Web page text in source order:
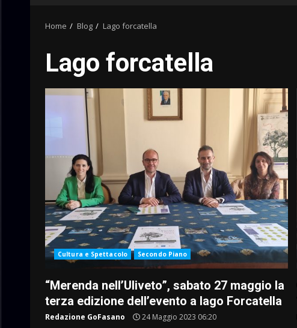
Home Blog Lago forcatella
Lago forcatella
Cultura e Spettacolo Secondo Piano
“Merenda nell’Uliveto”, sabato 27 maggio la
terza edizione dell’evento a lago Forcatella
Redazione GoFasano 24 Maggio 2023 06:20